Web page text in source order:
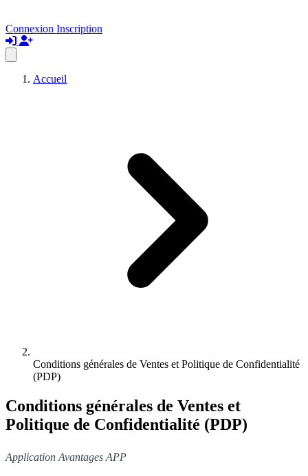
Connexion Inscription
Accueil
Conditions générales de Ventes et Politique de Confidentialité
(PDP)
Conditions générales de Ventes et
Politique de Confidentialité (PDP)
Application Avantages APP